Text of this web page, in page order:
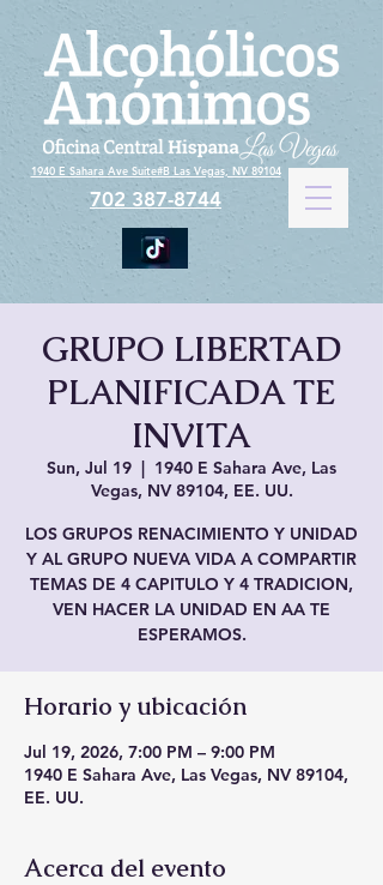
1940 E Sahara Ave Suite#B Las Vegas, NV 89104
702 387-8744
GRUPO LIBERTAD
PLANIFICADA TE
INVITA
Sun, Jul 19
  |
1940 E Sahara Ave, Las
Vegas, NV 89104, EE. UU.
LOS GRUPOS RENACIMIENTO Y UNIDAD
Y AL GRUPO NUEVA VIDA A COMPARTIR
TEMAS DE 4 CAPITULO Y 4 TRADICION,
VEN HACER LA UNIDAD EN AA TE
ESPERAMOS.
Horario y ubicación
Jul 19, 2026, 7:00 PM – 9:00 PM
1940 E Sahara Ave, Las Vegas, NV 89104,
EE. UU.
Acerca del evento